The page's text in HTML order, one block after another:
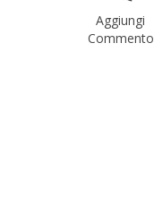
Aggiungi
Commento